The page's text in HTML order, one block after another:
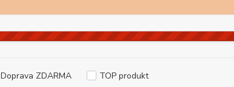
Doprava ZDARMA TOP produkt